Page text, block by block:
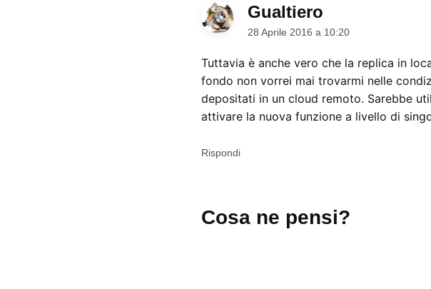
Gualtiero
28 Aprile 2016 a 10:20
Tuttavia è anche vero che la replica in
fondo non vorrei mai trovarmi nelle
depositati in un cloud remoto. Sarebbe
attivare la nuova funzione a livello di
Rispondi
un
Cosa ne pensi?